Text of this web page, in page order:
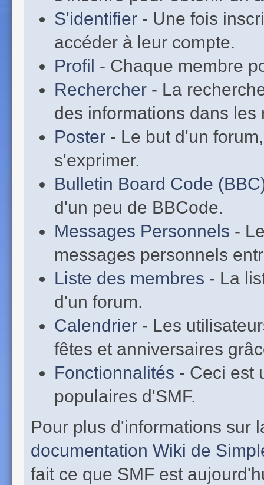
S'identifier - Une fois
accéder à leur compte.
Profil - Chaque membre
Rechercher - La
des informations dans
Poster - Le but d'un
s'exprimer.
Bulletin Board Code
d'un peu de BBCode.
Messages Personnels -
messages personnels
Liste des membres - La
d'un forum.
Calendrier - Les
fêtes et anniversaires
Fonctionnalités - Ceci est
populaires d'SMF.
Pour plus d'informations sur
documentation Wiki de
fait ce que SMF est